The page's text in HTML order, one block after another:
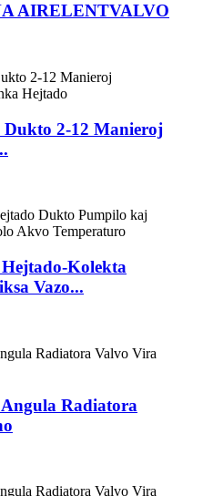
AIRELENTVALVO
2-12 Manieroj
Kolekta
Vazo...
Radiatora